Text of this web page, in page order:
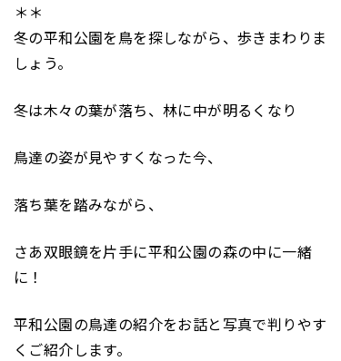
＊＊
冬の平和公園を鳥を探しながら、歩きまわりま
しょう。
冬は木々の葉が落ち、林に中が明るくなり
鳥達の姿が見やすくなった今、
落ち葉を踏みながら、
さあ双眼鏡を片手に平和公園の森の中に一緒
に！
平和公園の鳥達の紹介をお話と写真で判りやす
くご紹介します。